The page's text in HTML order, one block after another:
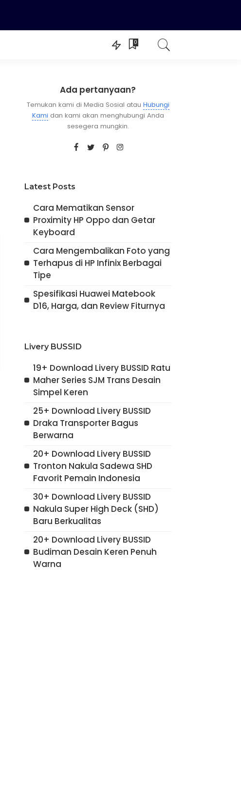
0
Ada pertanyaan?
Temukan kami di Media Sosial atau Hubungi
Kami dan kami akan menghubungi Anda
sesegera mungkin.
Latest Posts
Cara Mematikan Sensor
Proximity HP Oppo dan Getar
Keyboard
Cara Mengembalikan Foto yang
Terhapus di HP Infinix Berbagai
Tipe
Spesifikasi Huawei Matebook
D16, Harga, dan Review Fiturnya
Livery BUSSID
19+ Download Livery BUSSID Ratu
Maher Series SJM Trans Desain
Simpel Keren
25+ Download Livery BUSSID
Draka Transporter Bagus
Berwarna
20+ Download Livery BUSSID
Tronton Nakula Sadewa SHD
Favorit Pemain Indonesia
30+ Download Livery BUSSID
Nakula Super High Deck (SHD)
Baru Berkualitas
20+ Download Livery BUSSID
Budiman Desain Keren Penuh
Warna